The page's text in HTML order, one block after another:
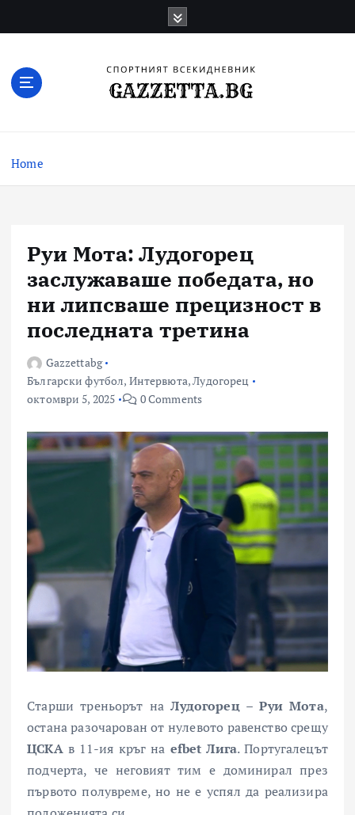
Home
Руи Мота: Лудогорец
заслужаваше победата, но
ни липсваше прецизност в
последната третина
Gazzettabg
Български футбол, Интервюта,Лудогорец
октомври 5, 2025
0 Comments
Старши треньорът наЛудогорец–Руи Мота,
остана разочарован от нулевото равенство срещу
ЦСКАв 11-ия кръг на efbet Лига. Португалецът
подчерта, че неговият тим е доминирал през
първото полувреме, но не е успял да реализира